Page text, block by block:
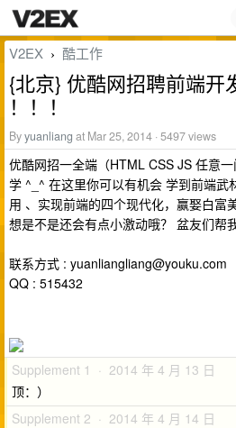
V2EX › 酷工作
{北京} 优酷网招聘前端开
！！！
Byyuanliang at Mar 25, 2014 · 5497 views
优酷网招一全端（HTML CSS JS 任意
学 ^_^ 在这里你可以有机会 学到前端武
用 、实现前端的四个现代化，赢娶白富
想是不是还会有点小激动哦？ 盆友们帮
联系方式 : yuanliangliang@youku.com
QQ : 515432
Supplement 1 · 2014 年 4 月 13 日
顶：）
Supplement 2 · 2014 年 4 月 14 日